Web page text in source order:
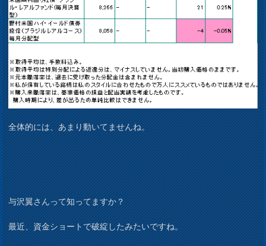
全体的には、あまり動いてませんね。
与沢翼さんって知ってますか？
最近、資金ショートで破綻したみたいですね。